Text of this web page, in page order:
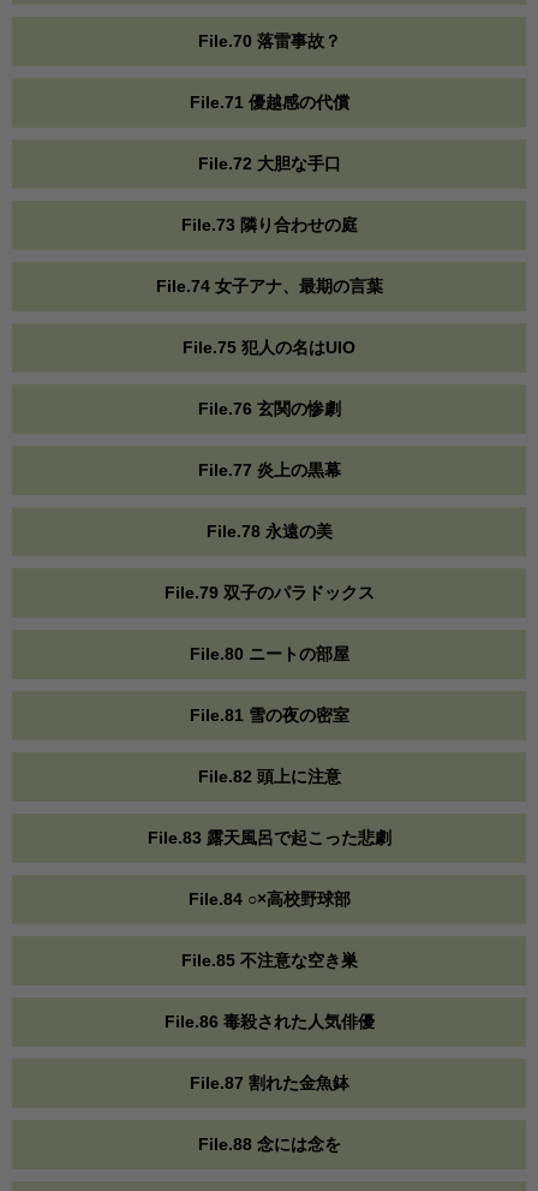
File.70 落雷事故？
File.71 優越感の代償
File.72 大胆な手口
File.73 隣り合わせの庭
File.74 女子アナ、最期の言葉
File.75 犯人の名はUIO
File.76 玄関の惨劇
File.77 炎上の黒幕
File.78 永遠の美
File.79 双子のパラドックス
File.80 ニートの部屋
File.81 雪の夜の密室
File.82 頭上に注意
File.83 露天風呂で起こった悲劇
File.84 ○×高校野球部
File.85 不注意な空き巣
File.86 毒殺された人気俳優
File.87 割れた金魚鉢
File.88 念には念を